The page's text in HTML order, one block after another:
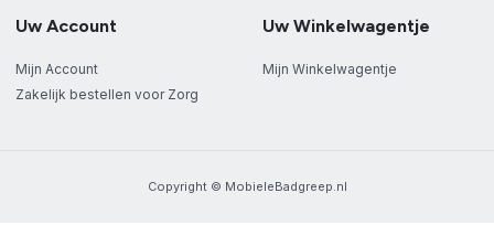
Uw Account
Mijn Account
Zakelijk bestellen voor Zorg
Uw Winkelwagentje
Mijn Winkelwagentje
Copyright © MobieleBadgreep.nl